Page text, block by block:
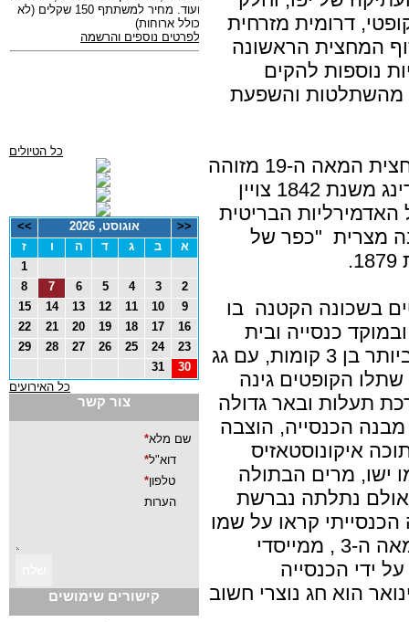
דרומית מזרחית
המחצית הראשונה
נוספות להקים
מהשתלטות והשפעת
כבר במפות המוקדמות של יפו ממחצית המאה ה-19 מזוהה
המקום עם כפר מצרי. במפת סקיירינג משנת 1842 צויין
הבריטית
מצרית "כפר של
הקופטים בשכונה הקטנה בו
כנסייה ובית
אכסנייה מסיבי בעל קשתות ורחב ביותר בן 3 קומות, עם גג
הקופטים גינה
תעלות ובאר גדולה
הכנסייה, הוצבה
איקונוסטאזיס
ישו, מרים הבתולה
נתלתה נברשת
קראו על שמו
של אנטוניוס הגדול. נזיר מצרי מהמאה ה-3 , ממייסדי
ידי הכנסייה
והאורתודוכסית. (ה-17 בינואר הוא חג נוצרי חשוב
כל הטיולים
<< אוגוסט, 2026
>>
א
ב ג ד ה ו
ז
1
2
3
4
5
6
7
8
9
10
11
12
13
14
15
16
17
18
19
20
21
22
23
24
25
26
27
28
29
30
31
כל האירועים
צור קשר
קישורים שימושים